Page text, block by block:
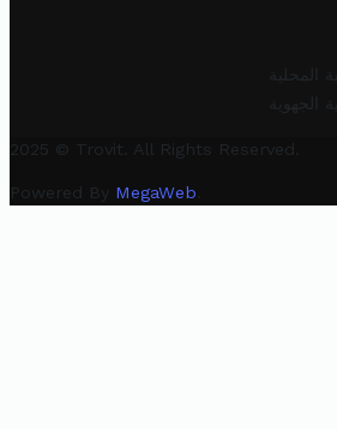
المحلية
الجهوية
2025 © Trovit. All Rights Reserved.
Powered By MegaWeb